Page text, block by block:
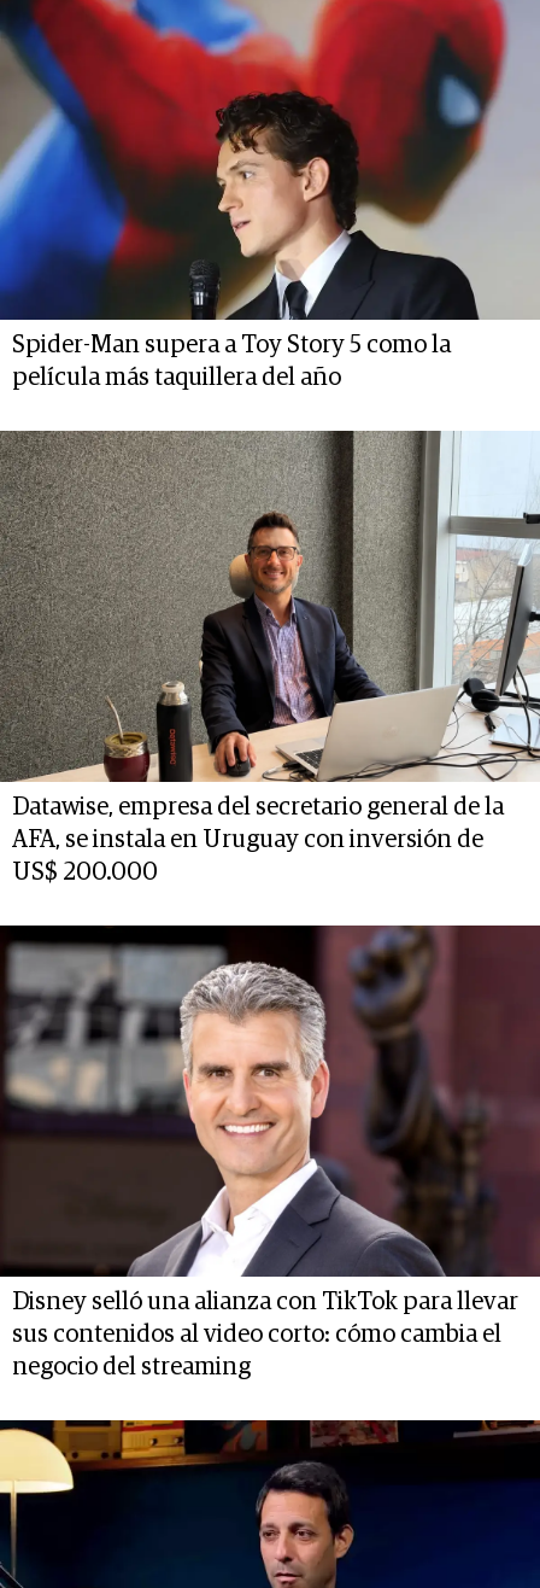
Spider-Man supera a Toy Story 5 como la
película más taquillera del año
Datawise, empresa del secretario general de la
AFA, se instala en Uruguay con inversión de
US$ 200.000
Disney selló una alianza con TikTok para llevar
sus contenidos al video corto: cómo cambia el
negocio del streaming